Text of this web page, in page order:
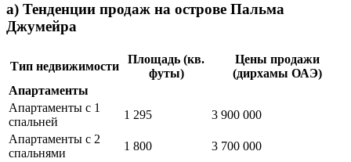
a) Тенденции продаж на острове Пальма
Джумейра
Тип недвижимости
Площадь (кв.
футы)
Цены продажи
(дирхамы ОАЭ)
Апартаменты
Апартаменты с 1
спальней
1 295
3 900 000
Апартаменты с 2
спальнями
1 800
3 700 000